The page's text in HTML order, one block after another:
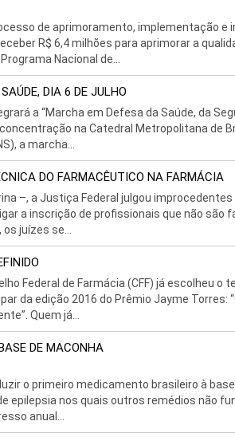
de aprimoramento, implementação e
R$ 6,4 milhões para aprimorar a
Nacional de...
DIA 6 DE JULHO
a “Marcha em Defesa da Saúde, da
na Catedral Metropolitana de
a marcha...
DO FARMACÊUTICO NA FARMÁCIA
–, a Justiça Federal julgou
a inscrição de profissionais que não são
juízes se...
Federal de Farmácia (CFF) já escolheu o
da edição 2016 do Prêmio Jayme Torres:
Quem já...
DE MACONHA
o primeiro medicamento brasileiro à base
nos quais outros remédios não
anual...